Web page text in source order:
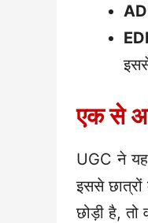
एक से
UGC ने
इससे छात्रों
छोड़ी है,